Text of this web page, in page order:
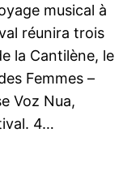
musical à
réunira trois
la Cantilène, le
Femmes –
Voz Nua,
4…